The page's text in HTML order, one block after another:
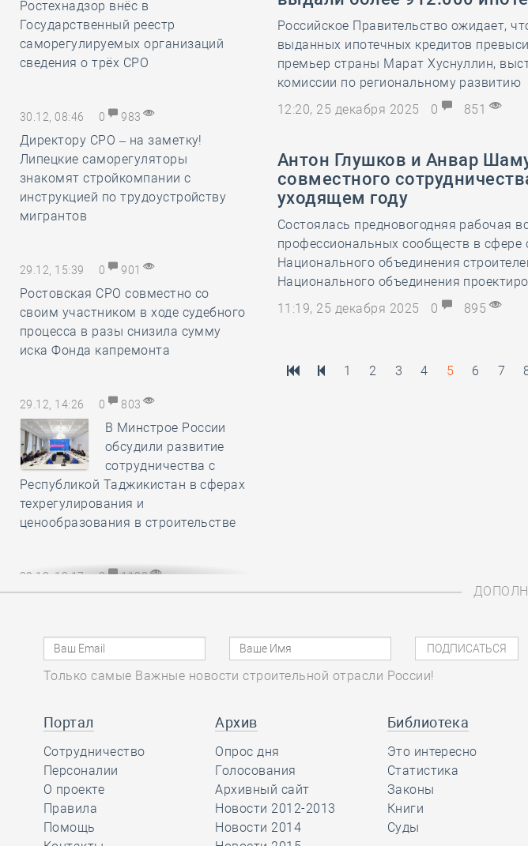
Ростехнадзор внёс в
Государственный реестр
саморегулируемых организаций
сведения о трёх СРО
30.12, 08:46 0 983
Директору СРО – на заметку!
Липецкие саморегуляторы
знакомят стройкомпании с
инструкцией по трудоустройству
мигрантов
29.12, 15:39 0 901
Ростовская СРО совместно со
своим участником в ходе судебного
процесса в разы снизила сумму
иска Фонда капремонта
29.12, 14:26 0 803
В Минстрое России
обсудили развитие
сотрудничества с
Республикой Таджикистан в сферах
техрегулирования и
ценообразования в строительстве
29.12, 13:17 0 1128
членов Единый стандарт
рассмотрения жалоб на
специалистов НРС
29.12, 12:20
В строительный полдень. Сразу две
станции новой линии метро
открыли в Культурной столице
Российское Правительство ожидает,
выданных ипотечных кредитов
премьер страны Марат Хуснуллин,
комиссии по региональному развитию
12:20, 25 декабря 2025
0 851
Антон Глушков и Анвар
совместного
уходящем году
Состоялась предновогодняя рабочая
профессиональных сообществ в сфере
Национального объединения
Национального объединения
11:19, 25 декабря 2025
0 895
1 2 3 4 5 6 7
Только самые Важные новости строительной отрасли России!
Портал
Сотрудничество
Персоналии
О проекте
Правила
Помощь
Архив
Опрос дня
Голосования
Архивный сайт
Новости 2012-2013
Новости 2014
Библиотека
Это интересно
Статистика
Законы
Книги
Суды